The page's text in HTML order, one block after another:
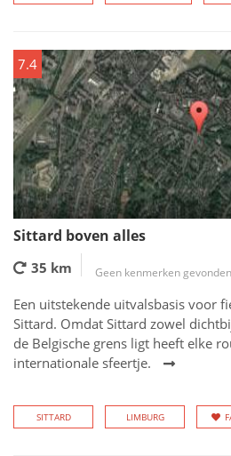
7.4
Sittard boven alles
35 km Geen kenmerken gevonden
Een uitstekende uitvalsbasis voor
Sittard. Omdat Sittard zowel
de Belgische grens ligt heeft elke
internationale sfeertje.
SITTARD LIMBURG